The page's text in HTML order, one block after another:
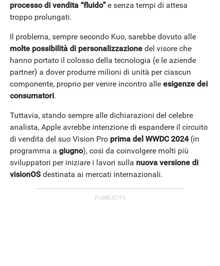
processo di vendita “fluido”e senza tempi di attesa
troppo prolungati.
Il problema, sempre secondo Kuo, sarebbe dovuto alle
molte possibilità di personalizzazione del visore che
hanno portato il colosso della tecnologia (e le aziende
partner) a dover produrre milioni di unità per ciascun
componente, proprio per venire incontro alle esigenze dei
consumatori.
Tuttavia, stando sempre alle dichiarazioni del celebre
analista, Apple avrebbe intenzione di espandere il circuito
di vendita del suo Vision Pro prima del WWDC 2024(in
programma a giugno), così da coinvolgere molti più
sviluppatori per iniziare i lavori sulla nuova versione di
visionOS destinata ai mercati internazionali.